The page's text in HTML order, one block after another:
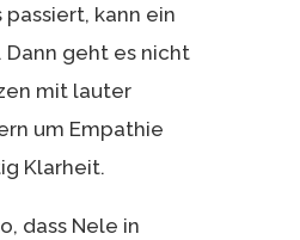
passiert, kann ein
Dann geht es nicht
mit lauter
um Empathie
Klarheit.
dass Nele in